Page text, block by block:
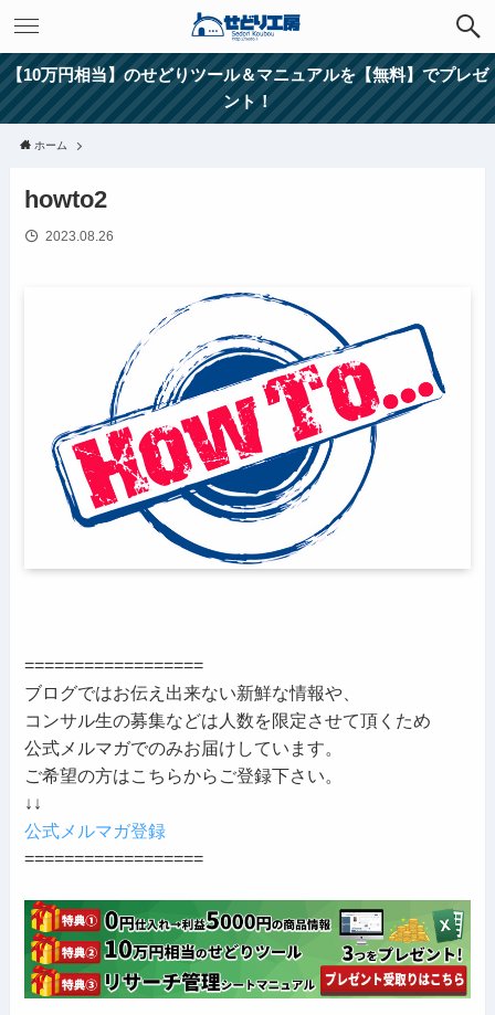
【10万円相当】のせどりツール＆マニュアルを【無料】でプレゼ
ント！
ホーム
howto2
2023.08.26
==================
ブログではお伝え出来ない新鮮な情報や、
コンサル生の募集などは人数を限定させて頂くため
公式メルマガでのみお届けしています。
ご希望の方はこちらからご登録下さい。
↓↓
公式メルマガ登録
==================